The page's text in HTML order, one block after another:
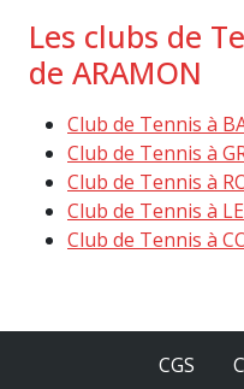
Les clubs de
de ARAMON
Club de Tennis à
Club de Tennis à
Club de Tennis à
Club de Tennis à
Club de Tennis à
CGS